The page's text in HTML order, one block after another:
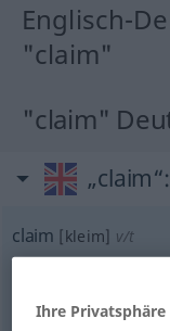
Englisch-
"claim"
"claim"
„claim“
claim [kleim] v/t
(Für mehr Details die
Ihre